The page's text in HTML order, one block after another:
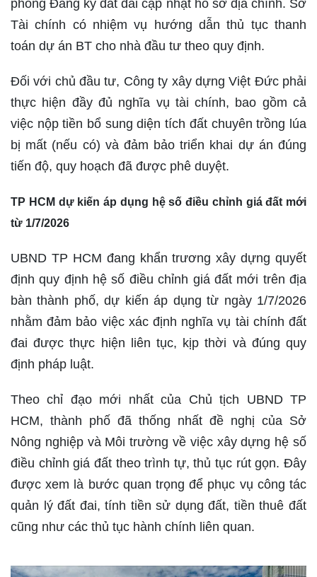
phòng Đăng ký đất đai cập nhật hồ sơ địa chính. Sở
Tài chính có nhiệm vụ hướng dẫn thủ tục thanh
toán dự án BT cho nhà đầu tư theo quy định.
Đối với chủ đầu tư, Công ty xây dựng Việt Đức phải
thực hiện đầy đủ nghĩa vụ tài chính, bao gồm cả
việc nộp tiền bổ sung diện tích đất chuyên trồng lúa
bị mất (nếu có) và đảm bảo triển khai dự án đúng
tiến độ, quy hoạch đã được phê duyệt.
TP HCM dự kiến áp dụng hệ số điều chỉnh giá đất mới
từ 1/7/2026
UBND TP HCM đang khẩn trương xây dựng quyết
định quy định hệ số điều chỉnh giá đất mới trên địa
bàn thành phố, dự kiến áp dụng từ ngày 1/7/2026
nhằm đảm bảo việc xác định nghĩa vụ tài chính đất
đai được thực hiện liên tục, kịp thời và đúng quy
định pháp luật.
Theo chỉ đạo mới nhất của Chủ tịch UBND TP
HCM, thành phố đã thống nhất đề nghị của Sở
Nông nghiệp và Môi trường về việc xây dựng hệ số
điều chỉnh giá đất theo trình tự, thủ tục rút gọn. Đây
được xem là bước quan trọng để phục vụ công tác
quản lý đất đai, tính tiền sử dụng đất, tiền thuê đất
cũng như các thủ tục hành chính liên quan.